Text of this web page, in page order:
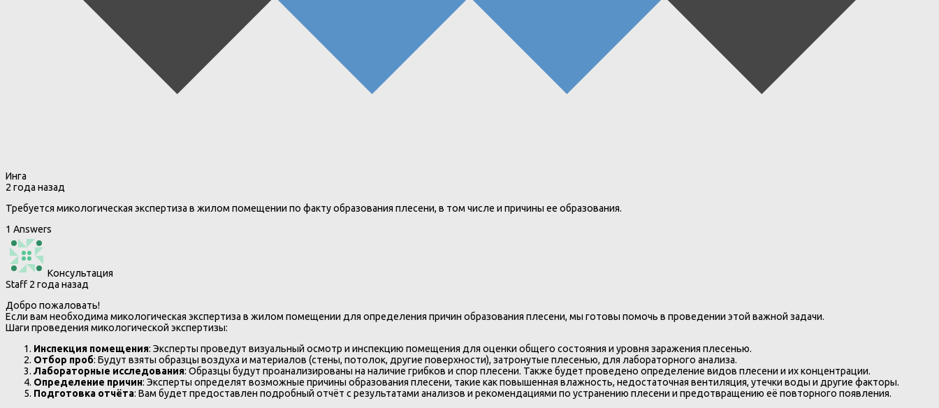
Инга
2 года назад
Требуется микологическая экспертиза в жилом помещении по факту образования плесени, в том числе и причины ее образования.
1 Answers
Консультация
Staff 2 года назад
Добро пожаловать!
Если вам необходима микологическая экспертиза в жилом помещении для определения причин образования плесени, мы готовы помочь в проведении этой важной задачи.
Шаги проведения микологической экспертизы:
Инспекция помещения: Эксперты проведут визуальный осмотр и инспекцию помещения для оценки общего состояния и уровня заражения плесенью.
Отбор проб: Будут взяты образцы воздуха и материалов (стены, потолок, другие поверхности), затронутые плесенью, для лабораторного анализа.
Лабораторные исследования: Образцы будут проанализированы на наличие грибков и спор плесени. Также будет проведено определение видов плесени и их концентрации.
Определение причин: Эксперты определят возможные причины образования плесени, такие как повышенная влажность, недостаточная вентиляция, утечки воды и другие факторы.
Подготовка отчёта: Вам будет предоставлен подробный отчёт с результатами анализов и рекомендациями по устранению плесени и предотвращению её повторного появления.